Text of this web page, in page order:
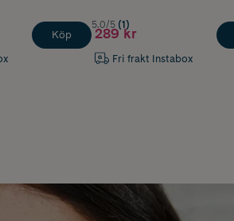
Köp
5.0/5 (1)
289 kr
Fri frakt Instabox